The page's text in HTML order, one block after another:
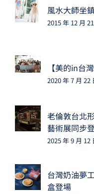
風水大師坐
2015 年 12 月
【美的in台
2020 年 7 月 22
老倫敦台北
藝術展同步
2025 年 9 月 12
台灣奶油夢
盒登場